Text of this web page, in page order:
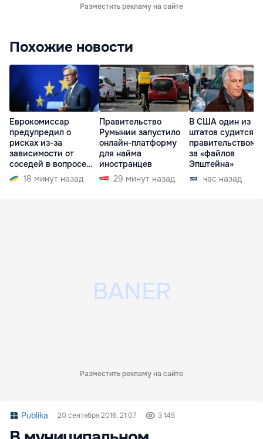
Разместить рекламу на сайте
Похожие новости
Еврокомиссар
предупредил о
рисках из-за
зависимости от
соседей в вопросе
границ18 минут назад
Правительство
Румынии запустило
онлайн-платформу
для найма
иностранцев
29 минут назад
В США один из
штатов судится с
правительством
за «файлов
Эпштейна»
час назад
Разместить рекламу на сайте
Publika 20 сентября 2016, 21:07 3 145